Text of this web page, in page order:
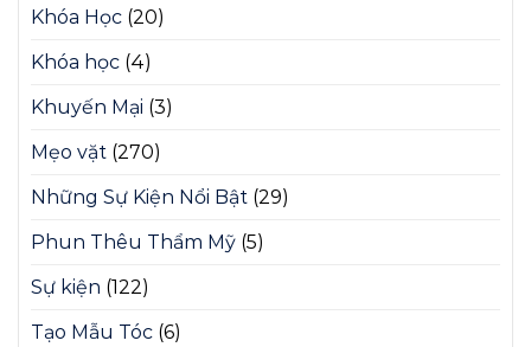
Khóa Học (20)
Khóa học (4)
Khuyến Mại (3)
Mẹo vặt (270)
Những Sự Kiện Nổi Bật (29)
Phun Thêu Thẩm Mỹ (5)
Sự kiện (122)
Tạo Mẫu Tóc (6)